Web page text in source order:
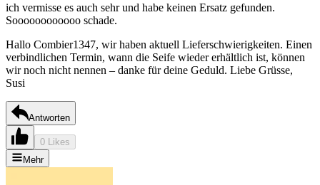
ich vermisse es auch sehr und habe keinen Ersatz gefunden.
Soooooooooooo schade.
Hallo Combier1347, wir haben aktuell Lieferschwierigkeiten. Einen
verbindlichen Termin, wann die Seife wieder erhältlich ist, können
wir noch nicht nennen – danke für deine Geduld. Liebe Grüsse,
Susi
Antworten
0 Likes
Mehr